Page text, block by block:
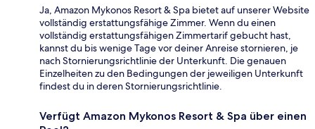
Ja, Amazon Mykonos Resort & Spa bietet auf unserer Website
vollständig erstattungsfähige Zimmer. Wenn du einen
vollständig erstattungsfähigen Zimmertarif gebucht hast,
kannst du bis wenige Tage vor deiner Anreise stornieren, je
nach Stornierungsrichtlinie der Unterkunft. Die genauen
Einzelheiten zu den Bedingungen der jeweiligen Unterkunft
findest du in deren Stornierungsrichtlinie.
Verfügt Amazon Mykonos Resort & Spa über einen